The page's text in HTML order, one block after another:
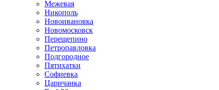
Межевая
Никополь
Новоивановка
Новомосковск
Перещепино
Петропавловка
Подгородное
Пятихатки
Софиевка
Царичанка